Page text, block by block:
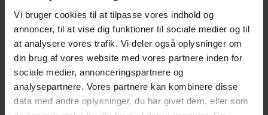
Vi bruger cookies til at tilpasse vores indhold og
annoncer, til at vise dig funktioner til sociale medier og til
at analysere vores trafik. Vi deler også oplysninger om
din brug af vores website med vores partnere inden for
sociale medier, annonceringspartnere og
analysepartnere. Vores partnere kan kombinere disse
data med andre oplysninger, du har givet dem, eller som